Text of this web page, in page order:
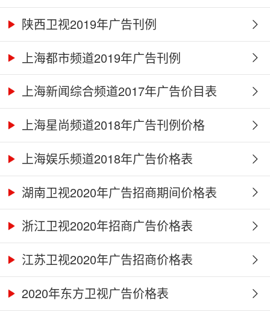
陕西卫视2019年广告刊例
上海都市频道2019年广告刊例
上海新闻综合频道2017年广告价目表
上海星尚频道2018年广告刊例价格
上海娱乐频道2018年广告价格表
湖南卫视2020年广告招商期间价格表
浙江卫视2020年招商广告价格表
江苏卫视2020年广告招商价格表
2020年东方卫视广告价格表